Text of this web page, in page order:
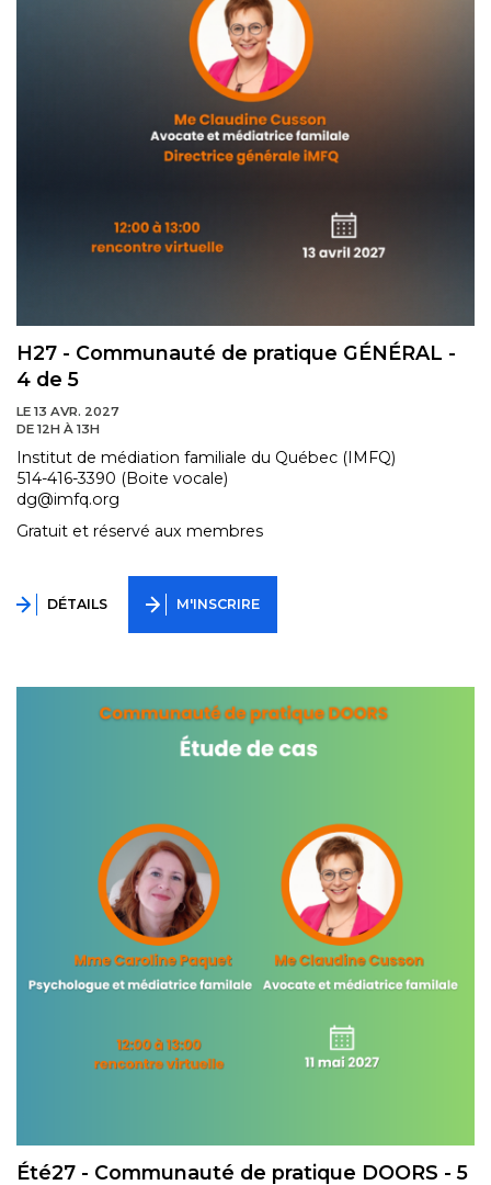
H27 - Communauté de pratique GÉNÉRAL -
4 de 5
LE 13 AVR. 2027
DE 12H À 13H
Institut de médiation familiale du Québec (IMFQ)
514-416-3390 (Boite vocale)
dg@imfq.org
Gratuit et réservé aux membres
DÉTAILS M'INSCRIRE
Été27 - Communauté de pratique DOORS - 5